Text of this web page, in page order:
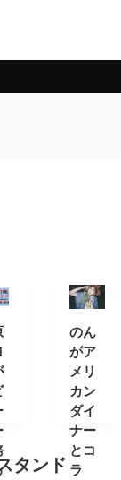
のん
がア
メリ
カン
ダイ
ナー
とコ
ラ
タンド